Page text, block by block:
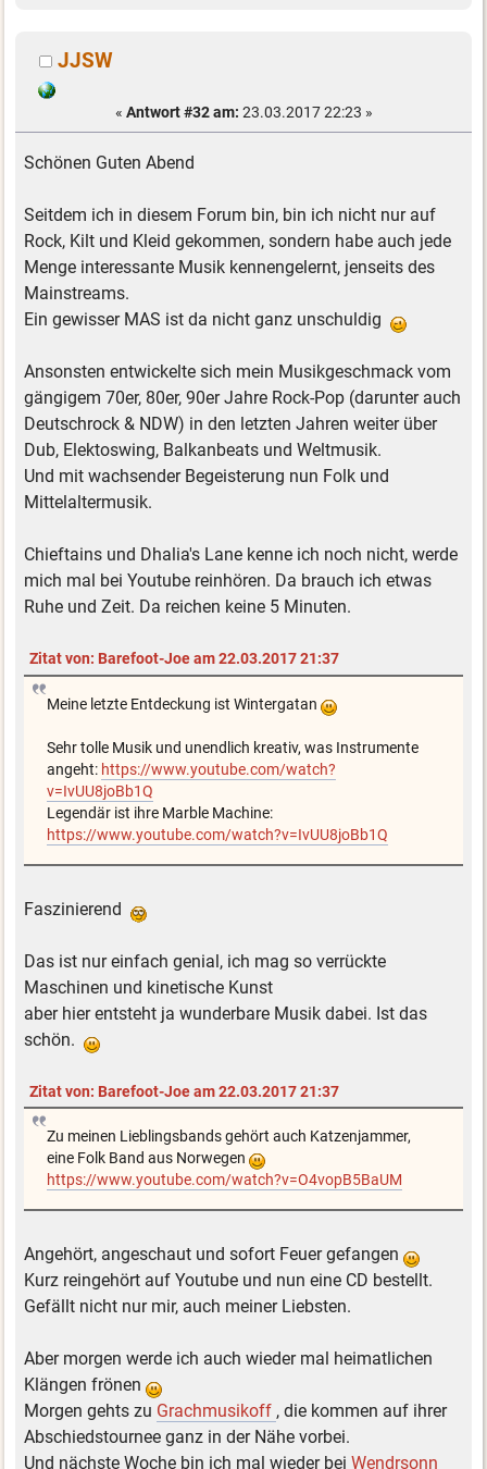
JJSW
« Antwort #32 am: 23.03.2017 22:23 »
Schönen Guten Abend
Seitdem ich in diesem Forum bin, bin ich nicht nur auf
Rock, Kilt und Kleid gekommen, sondern habe auch jede
Menge interessante Musik kennengelernt, jenseits des
Mainstreams.
Ein gewisser MAS ist da nicht ganz unschuldig
Ansonsten entwickelte sich mein Musikgeschmack vom
gängigem 70er, 80er, 90er Jahre Rock-Pop (darunter auch
Deutschrock & NDW) in den letzten Jahren weiter über
Dub, Elektoswing, Balkanbeats und Weltmusik.
Und mit wachsender Begeisterung nun Folk und
Mittelaltermusik.
Chieftains und Dhalia's Lane kenne ich noch nicht, werde
mich mal bei Youtube reinhören. Da brauch ich etwas
Ruhe und Zeit. Da reichen keine 5 Minuten.
Zitat von: Barefoot-Joe am 22.03.2017 21:37
Meine letzte Entdeckung ist Wintergatan
Sehr tolle Musik und unendlich kreativ, was Instrumente
angeht: https://www.youtube.com/watch?
v=IvUU8joBb1Q
Legendär ist ihre Marble Machine:
https://www.youtube.com/watch?v=IvUU8joBb1Q
Faszinierend
Das ist nur einfach genial, ich mag so verrückte
Maschinen und kinetische Kunst
aber hier entsteht ja wunderbare Musik dabei. Ist das
schön.
Zitat von: Barefoot-Joe am 22.03.2017 21:37
Zu meinen Lieblingsbands gehört auch Katzenjammer,
eine Folk Band aus Norwegen
https://www.youtube.com/watch?v=O4vopB5BaUM
Angehört, angeschaut und sofort Feuer gefangen
Kurz reingehört auf Youtube und nun eine CD bestellt.
Gefällt nicht nur mir, auch meiner Liebsten.
Aber morgen werde ich auch wieder mal heimatlichen
Klängen frönen
Morgen gehts zu Grachmusikoff , die kommen auf ihrer
Abschiedstournee ganz in der Nähe vorbei.
Und nächste Woche bin ich mal wieder beiWendrsonn